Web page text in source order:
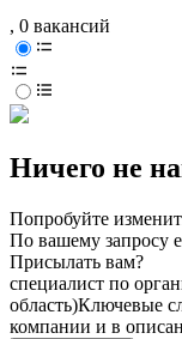
, 0 вакансий
Ничего не
Попробуйте
По вашему запросу
Присылать вам?
специалист по
область)Ключевые
компании и в